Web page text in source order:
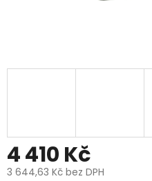
4 410 Kč
3 644,63 Kč bez DPH